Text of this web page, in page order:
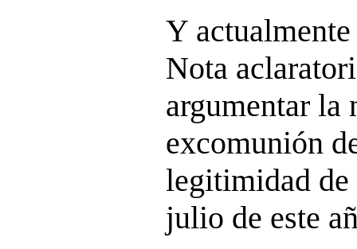
Y
Nota
argumentar la
excomunión
legitimidad de
julio de este